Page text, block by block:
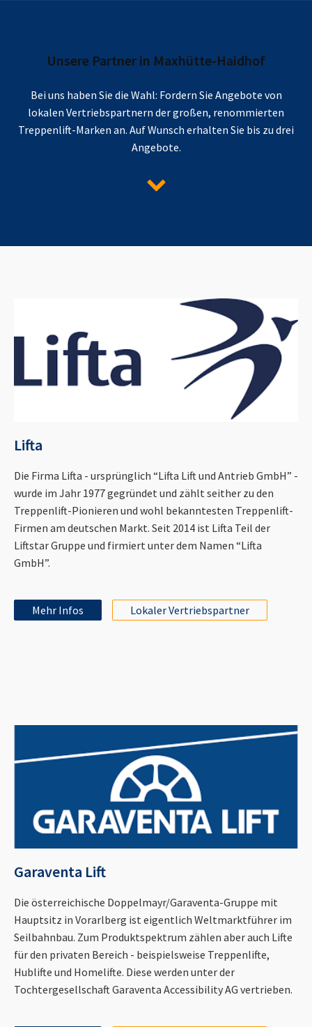
Unsere Partner in Maxhütte-Haidhof
Bei uns haben Sie die Wahl: Fordern Sie Angebote von
lokalen Vertriebspartnern der großen, renommierten
Treppenlift-Marken an. Auf Wunsch erhalten Sie bis zu drei
Angebote.
Lifta
Die Firma Lifta - ursprünglich “Lifta Lift und Antrieb GmbH” -
wurde im Jahr 1977 gegründet und zählt seither zu den
Treppenlift-Pionieren und wohl bekanntesten Treppenlift-
Firmen am deutschen Markt. Seit 2014 ist Lifta Teil der
Liftstar Gruppe und firmiert unter dem Namen “Lifta
GmbH”.
Mehr Infos Lokaler Vertriebspartner
Garaventa Lift
Die österreichische Doppelmayr/Garaventa-Gruppe mit
Hauptsitz in Vorarlberg ist eigentlich Weltmarktführer im
Seilbahnbau. Zum Produktspektrum zählen aber auch Lifte
für den privaten Bereich - beispielsweise Treppenlifte,
Hublifte und Homelifte. Diese werden unter der
Tochtergesellschaft Garaventa Accessibility AG vertrieben.